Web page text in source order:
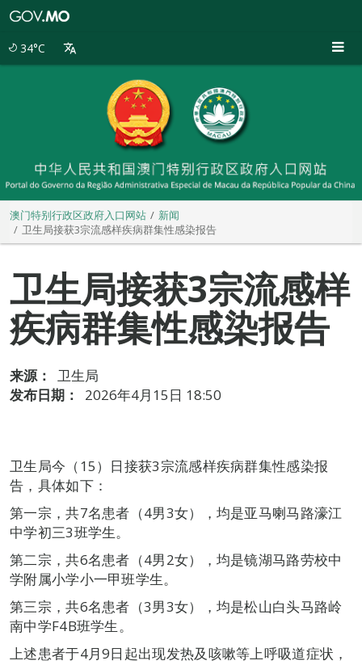
34°C
澳门特别行政区政府入口网站
新闻
卫生局接获3宗流感样疾病群集性感染报告
卫生局接获3宗流感样
疾病群集性感染报告
来源：
卫生局
发布日期：
2026年4月15日 18:50
卫生局今（15）日接获3宗流感样疾病群集性感染报
告，具体如下：
第一宗，共7名患者（4男3女），均是亚马喇马路濠江
中学初三3班学生。
第二宗，共6名患者（4男2女），均是镜湖马路劳校中
学附属小学小一甲班学生。
第三宗，共6名患者（3男3女），均是松山白头马路岭
南中学F4B班学生。
上述患者于4月9日起出现发热及咳嗽等上呼吸道症状，